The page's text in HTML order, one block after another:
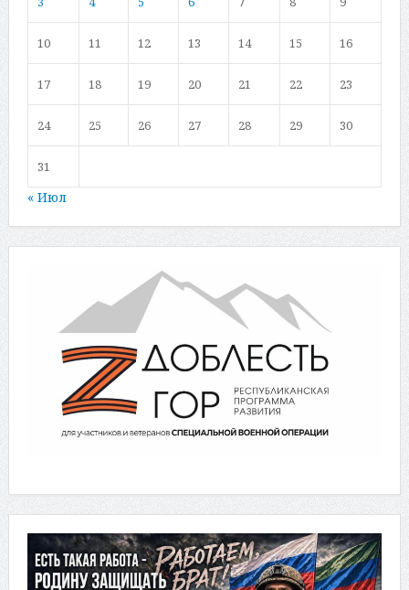
10 11 12 13 14 15 16
17 18 19 20 21 22 23
24 25 26 27 28 29 30
31
« Июл